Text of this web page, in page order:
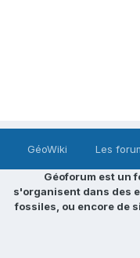
GéoWiki Les
Géoforum est un
s'organisent dans des
fossiles, ou encore de